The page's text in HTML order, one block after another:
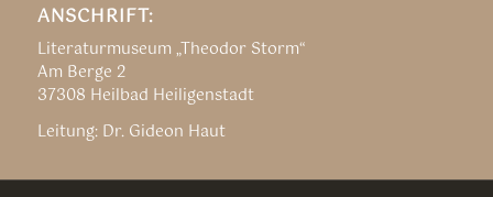
ANSCHRIFT:
Literaturmuseum „Theodor Storm“
Am Berge 2
37308 Heilbad Heiligenstadt
Leitung: Dr. Gideon Haut